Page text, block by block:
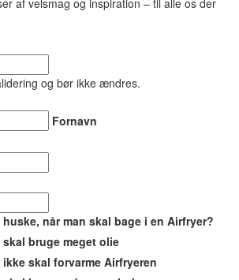
af velsmag og inspiration – til alle os der
og bør ikke ændres.
Fornavn
når man skal bage i en Airfryer?
skal bruge meget olie
ikke skal forvarme Airfryeren